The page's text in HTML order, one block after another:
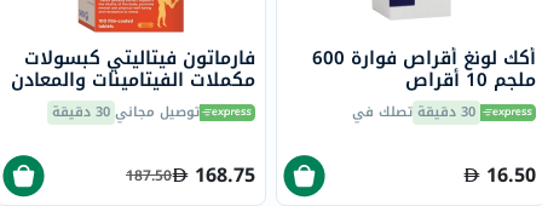
أكك لونغ أقراص فوارة 600
ملجم 10 أقراص
30 دقيقة تصلك في
16.50
فارماتون فيتاليتي كبسولات
مكملات الفيتامينات والمعادن
المتعددة مع الجينسنغ، 100
كبسولةتوصيل مجاني30 دقيقة
168.75
187.50